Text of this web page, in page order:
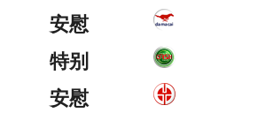
安慰
特别
安慰